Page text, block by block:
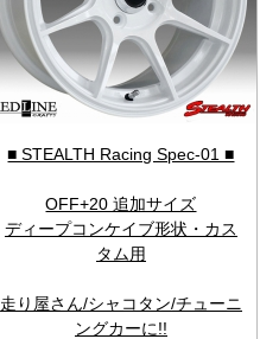
■ STEALTH Racing Spec-01 ■
OFF+20 追加サイズ
ディープコンケイブ形状・カス
タム用
走り屋さん/シャコタン/チューニ
ングカーに!!